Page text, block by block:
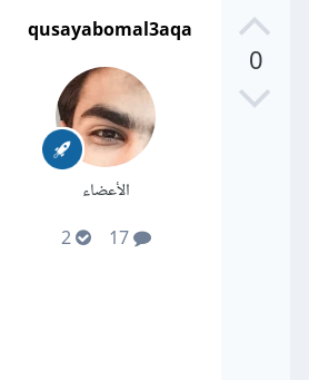
0
qusayabomal3aqa
الأعضاء
17
2